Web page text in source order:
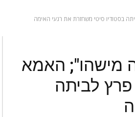
בסטודיו סיטי משחזרת את רגעי האימה
מישהו"; האמא
לביתה